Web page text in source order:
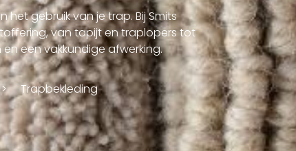
gebruik van je trap. Bij Smits
van tapijt en traplopers tot
een vakkundige afwerking.
Trapbekleding